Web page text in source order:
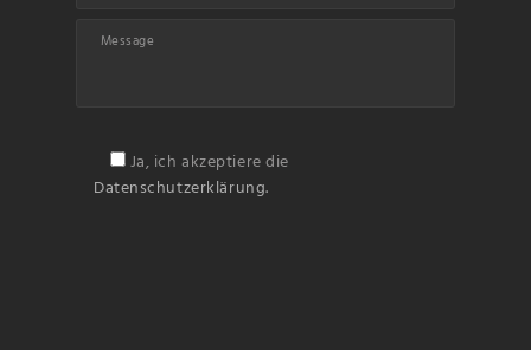
Ja, ich akzeptiere die
Datenschutzerklärung.